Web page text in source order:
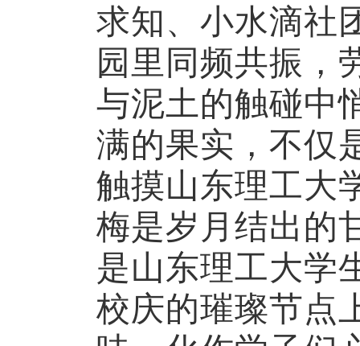
求知、 小水滴社
园里同频共振，
与泥土的触碰中
满的果实，不仅
触摸山东理工大
梅是岁月结出的
是山东理工大学
校庆的璀璨节点